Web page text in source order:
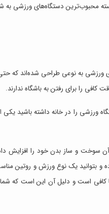
محبوب‌ترین دستگاه‌های ورزشی به
ورزشی به نوعی طراحی شده‌اند که
را برای رفتن به باشگاه ندارند.
ورزشی را در خانه داشته باشید
آن سوخت و ساز بدن خود را
بتوانید یک نوع ورزش و روتین
کافی است و دلیل آن این است که